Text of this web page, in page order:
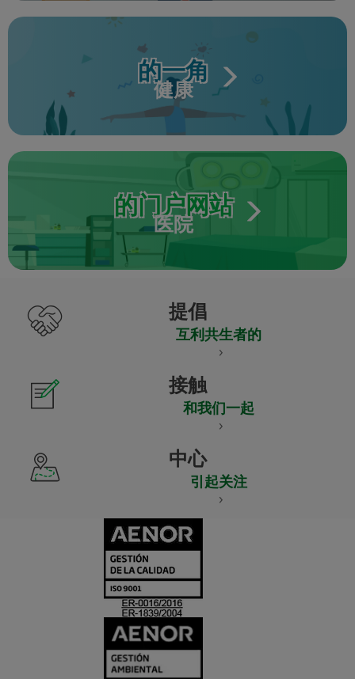
的一角
健康
的门户网站
医院
提倡
互利共生者的
接触
和我们一起
中心
引起关注